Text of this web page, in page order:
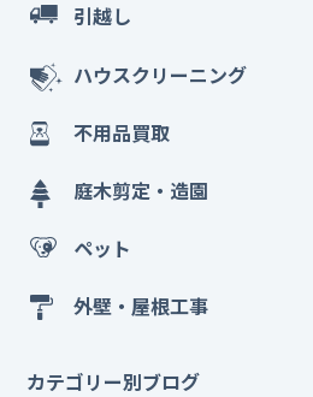
引越し
ハウスクリーニング
不用品買取
庭木剪定・造園
ペット
外壁・屋根工事
カテゴリー別ブログ